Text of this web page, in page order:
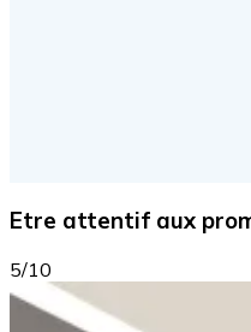
Etre attentif aux
5/10